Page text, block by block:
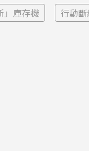
」庫存機 行動